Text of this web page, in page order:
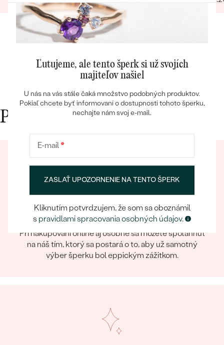
Bestsellery
Prečo nakupovať v Eppi
Eppický zážitok
Pri nakupovaní online aj osobne sa môžete spoľahnúť
na náš tím, ktorý sa postará o to, aby už samotný
výber šperku bol eppickým zážitkom.
Ľutujeme, ale tento šperk si už svojích
majiteľov našiel
U nás na vás stále čaká množstvo podobných produktov.
Pokiaľ chcete byť informovaní o dostupnosti tohoto šperku,
nechajte nám svoj e-mail.
E-mail*
ZASLAŤ UPOZORNENIE NA TENTO ŠPERK
Kliknutím potvrdzujem, že som sa oboznámil
s pravidlami spracovania osobných údajov.